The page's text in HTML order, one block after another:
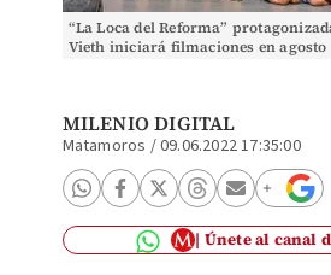
“La Loca del Reforma”
Vieth iniciará filmaciones en agosto
MILENIO DIGITAL
Matamoros /09.06.2022 17:35:00
Únete al canal